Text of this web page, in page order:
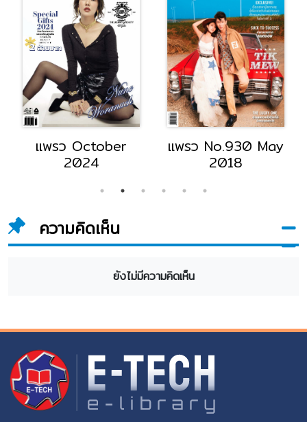
แพรว No.930 May มอเตอร์ไซค์
November
ความคิดเห็น
ยังไม่มีความคิดเห็น